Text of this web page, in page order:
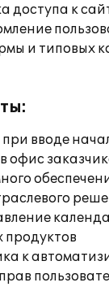
к
и типовых
вводе
офис
к